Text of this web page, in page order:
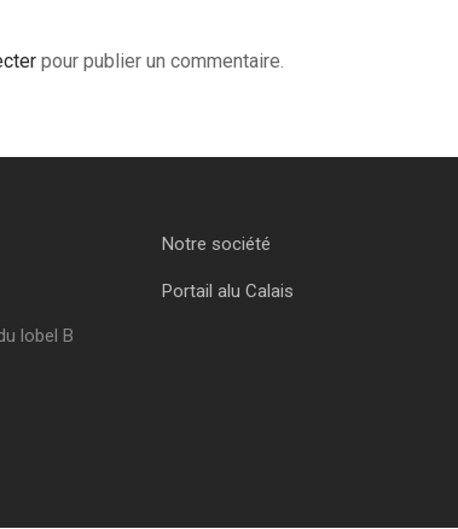
pour publier un commentaire.
lobel B
Notre société
Portail alu Calais